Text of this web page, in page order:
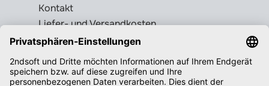
Kontakt
Liefer- und Versandkosten
Rückgabebedingungen
Wissenswertes